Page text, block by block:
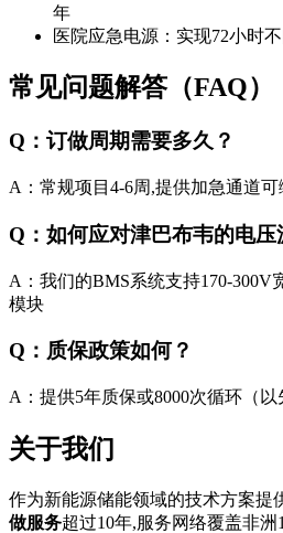
年
医院应急电源：实现72小时
常见问题解答（FAQ）
Q：订做周期需要多久？
A：常规项目4-6周,提供加急通道可
Q：如何应对津巴布韦的电压
A：我们的BMS系统支持170-300V
模块
Q：质保政策如何？
A：提供5年质保或8000次循环（以
关于我们
作为新能源储能领域的技术方案提
做服务超过10年,服务网络覆盖非洲